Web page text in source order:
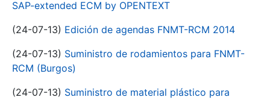
SAP-extended ECM by OPENTEXT
(24-07-13) Edición de agendas FNMT-RCM 2014
(24-07-13) Suministro de rodamientos para FNMT-
RCM (Burgos)
(24-07-13) Suministro de material plástico para